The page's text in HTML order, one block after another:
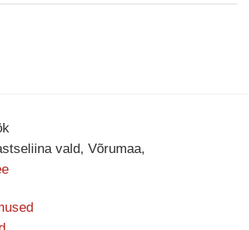
vald, Võrumaa,